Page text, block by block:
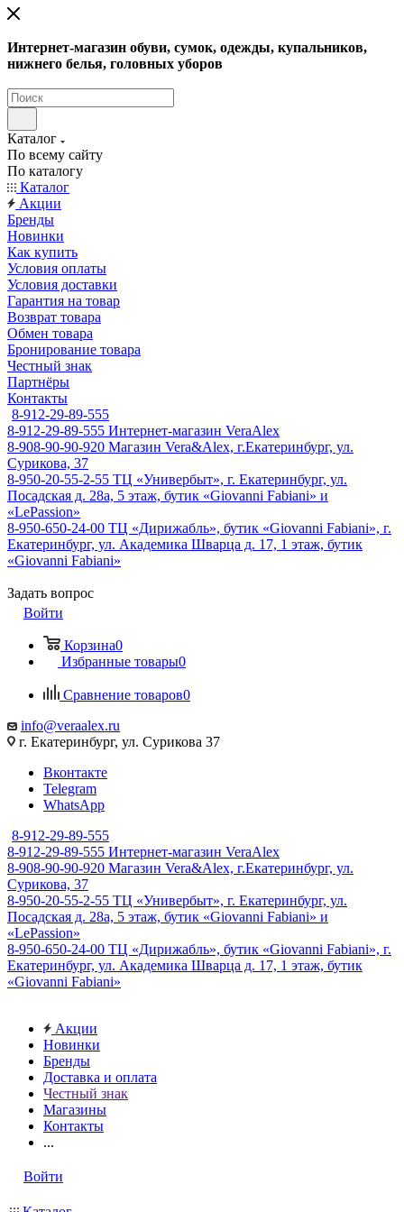
Интернет-магазин обуви, сумок, одежды, купальников,
нижнего белья, головных уборов
Каталог
По всему сайту
По каталогу
Каталог
Акции
Бренды
Новинки
Как купить
Условия оплаты
Условия доставки
Гарантия на товар
Возврат товара
Обмен товара
Бронирование товара
Честный знак
Партнёры
Контакты
8-912-29-89-555
8-912-29-89-555 Интернет-магазин VeraAlex
8-908-90-90-920 Магазин Vera&Alex, г.Екатеринбург, ул.
Сурикова, 37
8-950-20-55-2-55 ТЦ «Универбыт», г. Екатеринбург, ул.
Посадская д. 28а, 5 этаж, бутик «Giovanni Fabiani» и
«LePassion»
8-950-650-24-00 ТЦ «Дирижабль», бутик «Giovanni Fabiani», г.
Екатеринбург, ул. Академика Шварца д. 17, 1 этаж, бутик
«Giovanni Fabiani»
Задать вопрос
Войти
Корзина0
Избранные товары0
Сравнение товаров0
info@veraalex.ru
г. Екатеринбург, ул. Сурикова 37
Вконтакте
Telegram
WhatsApp
8-912-29-89-555
8-912-29-89-555 Интернет-магазин VeraAlex
8-908-90-90-920 Магазин Vera&Alex, г.Екатеринбург, ул.
Сурикова, 37
8-950-20-55-2-55 ТЦ «Универбыт», г. Екатеринбург, ул.
Посадская д. 28а, 5 этаж, бутик «Giovanni Fabiani» и
«LePassion»
8-950-650-24-00 ТЦ «Дирижабль», бутик «Giovanni Fabiani», г.
Екатеринбург, ул. Академика Шварца д. 17, 1 этаж, бутик
«Giovanni Fabiani»
Акции
Новинки
Бренды
Доставка и оплата
Честный знак
Магазины
Контакты
...
Войти